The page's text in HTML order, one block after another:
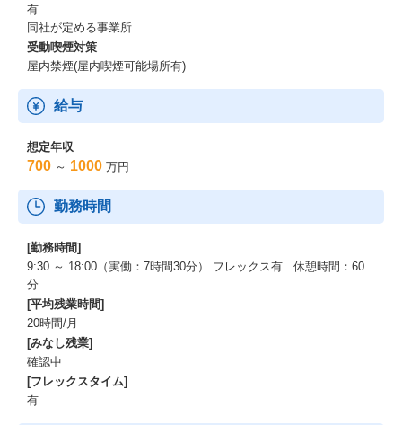
有
同社が定める事業所
受動喫煙対策
屋内禁煙(屋内喫煙可能場所有)
給与
想定年収
700 ～ 1000 万円
勤務時間
[勤務時間]
9:30 ～ 18:00（実働：7時間30分） フレックス有 休憩時間：60
分
[平均残業時間]
20時間/月
[みなし残業]
確認中
[フレックスタイム]
有